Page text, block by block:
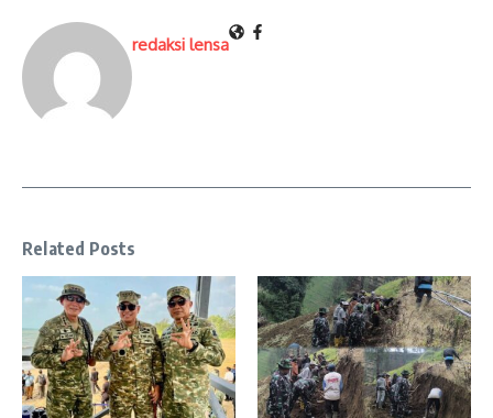
redaksi lensa
Related Posts